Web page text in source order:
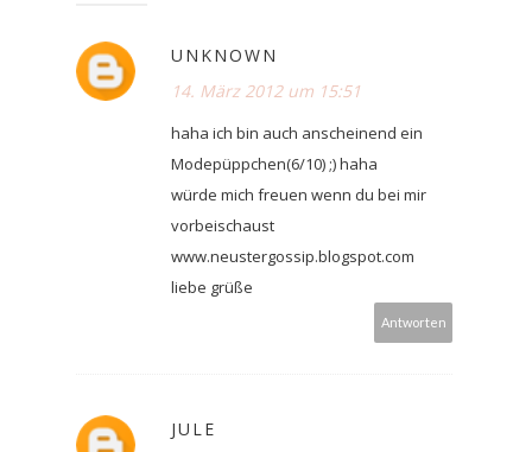
UNKNOWN
14. März 2012 um 15:51
haha ich bin auch anscheinend ein
Modepüppchen(6/10) ;) haha
würde mich freuen wenn du bei mir
vorbeischaust
www.neustergossip.blogspot.com
liebe grüße
Antworten
JULE